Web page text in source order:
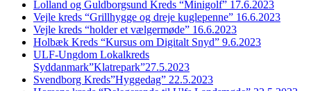
Lolland og Guldborgsund Kreds “Minigolf” 17.6.2023
Vejle kreds “Grillhygge og dreje kuglepenne” 16.6.2023
Vejle kreds “holder et vælgermøde” 16.6.2023
Holbæk Kreds “Kursus om Digitalt Snyd” 9.6.2023
ULF-Ungdom Lokalkreds
Syddanmark”Klatrepark”27.5.2023
Svendborg Kreds”Hyggedag” 22.5.2023